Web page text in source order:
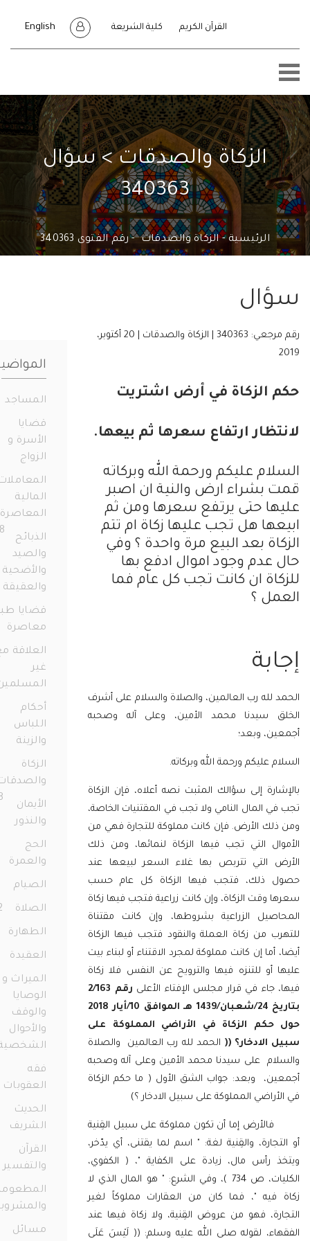
القرآن الكريم كلية الشريعة English
الزكاة والصدقات > سؤال
340363
الرئيسية الزكاة والصدقات رقم الفتوى 340363
رقم مرجعي: 340363 | الزكاة والصدقات | 20 أكتوبر،
الزكاة في أرض اشتريت
ارتفاع سعرها ثم بيعها.
عليكم ورحمة الله وبركاته
بشراء ارض والنية ان اصبر
حتى يرتفع سعرها ومن ثم
هل تجب عليها زكاة ام تتم
بعد البيع مرة واحدة ؟ وفي
وجود اموال ادفع بها
ان كانت تجب كل عام فما
؟
لله رب العالمين، والصلاة والسلام على أشرف
سيدنا محمد الأمين، وعلى آله وصحبه
وبعد؛
عليكم ورحمة الله وبركاته.
إلى سؤالك المثبت نصه أعلاه، فإن الزكاة
المال النامي ولا تجب في المقتنيات الخاصة،
الأرض. فإن كانت مملوكة للتجارة فهي من
التي تجب فيها الزكاة لنمائها، ومن ذلك
التي تتربص بها غلاء السعر لبيعها عند
ذلك، فتجب فيها الزكاة كل عام حسب
وقت الزكاة، وإن كانت زراعية فتجب فيها زكاة
الزراعية بشروطها، وإن كانت مقتناة
من زكاة العملة والنقود فتجب فيها الزكاة
إن كانت مملوكة لمجرد الاقتناء أو لبناء بيت
أو للتنزه فيها والترويح عن النفس فلا زكاة
جاء في قرار مجلس الإفتاء الأعلىرقم 2/163
10/أيار 2018
الزكاة في الأراضي المملوكة على
الادخار؟ ((الحمد لله رب العالمين والصلاة
على سيدنا محمد الأمين وعلى آله وصحبه
وبعد:جواب الشق الأول ( ما حكم الزكاة
المملوكة على سبيل الادخار ؟)
إما أن تكون مملوكة على سبيل القِنية
والقِنية لغة: " اسم لما يقتنى، أي يدّخر،
رأس مال، زيادة على الكفاية "، ( الكفوي،
ص734 )
، وفي الشرع: " هو المال الذي لا
"، فما كان من العقارات مملوكاً لغير
فهو من عروض القِنية، ولا زكاة فيها عند
لقوله صلى الله عليه وسلم: (( لَيْسَ عَلَى
المواضيع
المساجد 19
الأسرة و
331
المعاملات
المعاصرة
658
والصيد
والأضحية
والعقيقة 14
قضايا طبية
معاصرة
77
العلاقة مع
المسلمين
36
72
والصدقات
158
68
والعمرة
23
91
172
الطهارة 98
العقيدة 38
الميراث و
والوقف
والأحوال
الشخصية
العقوبات
11
الشريف
12
والتفسير 56
المطعومات
والمشروبات
21
مسائل